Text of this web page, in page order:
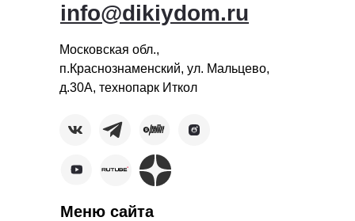
info@dikiydom.ru
Московская обл.,
п.Краснознаменский, ул. Мальцево,
д.30А, технопарк Иткол
Меню сайта